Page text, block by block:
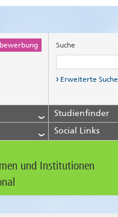
Suche
Erweiterte Suche
Studienfinder
Social Links
und Institutionen